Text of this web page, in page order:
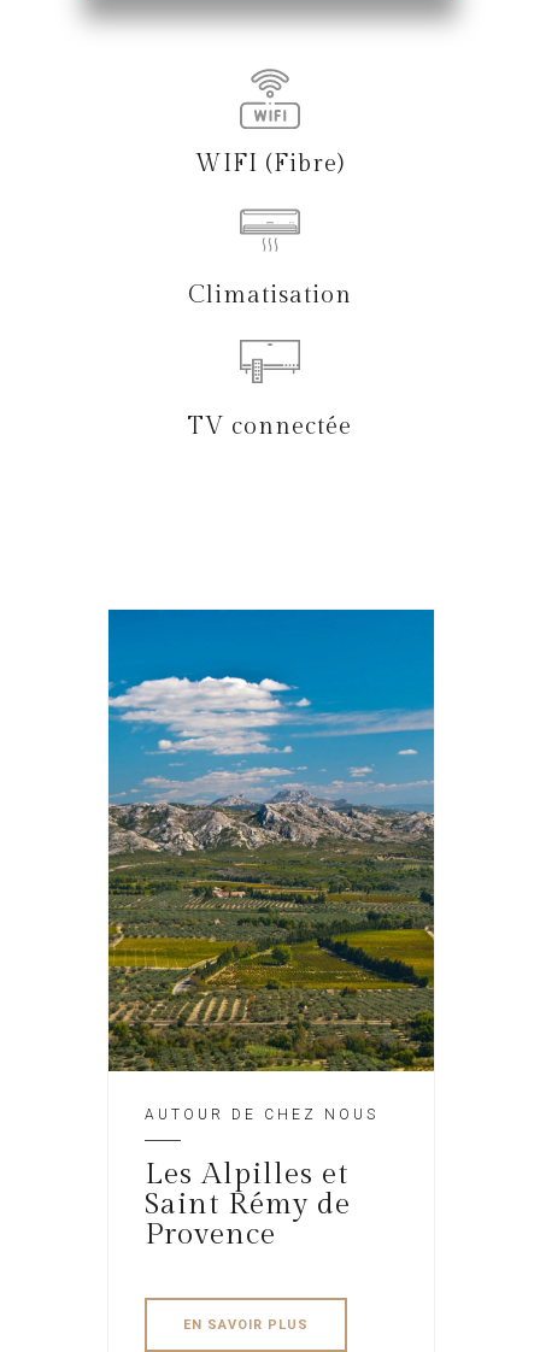
WIFI (Fibre)
Climatisation
TV connectée
AUTOUR DE CHEZ NOUS
Les Alpilles et
Saint Rémy de
Provence
EN SAVOIR PLUS